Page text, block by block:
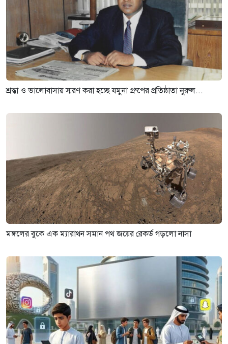
শ্রদ্ধা ও ভালোবাসায় স্মরণ করা হচ্ছে যমুনা গ্রুপের প্রতিষ্ঠাতা নুরুল...
মঙ্গলের বুকে এক ম্যারাথন সমান পথ জয়ের রেকর্ড গড়লো নাসা